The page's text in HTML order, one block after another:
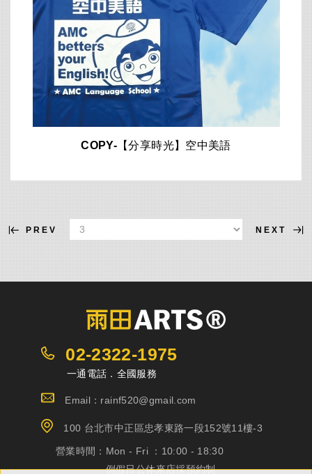
COPY-【分享時光】空中美語
PREV NEXT
02-2322-1975
一通電話．全國服務
Email：rainf520@gmail.com
100 台北市中正區忠孝東路一段152號11樓-3
營業時間： Mon - Fri ：10:00 - 18:30
例假日公休來店採預約制